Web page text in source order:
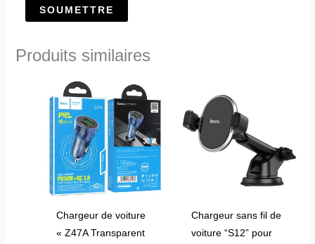
Produits similaires
Chargeur de voiture
« Z47A Transparent
Chargeur sans fil de
voiture “S12” pour